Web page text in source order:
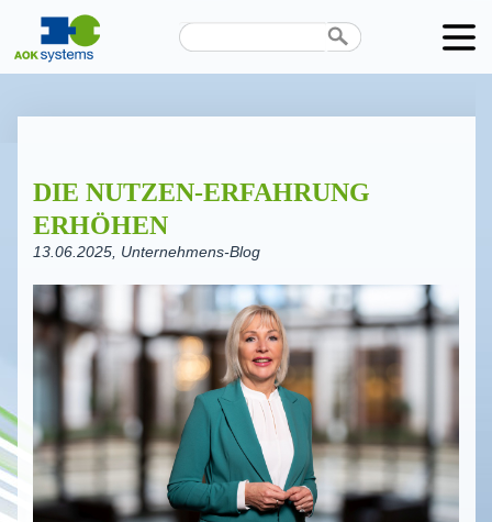
DIE NUTZEN-ERFAHRUNG
ERHÖHEN
13.06.2025, Unternehmens-Blog
Karriere
News
Termine
Kontakt
Datenschutz